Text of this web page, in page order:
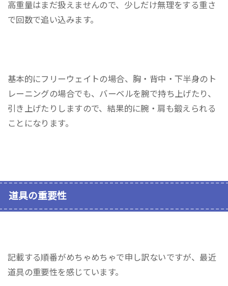
高重量はまだ扱えませんので、少しだけ無理をする重さ
で回数で追い込みます。
基本的にフリーウェイトの場合、胸・背中・下半身のト
レーニングの場合でも、バーベルを腕で持ち上げたり、
引き上げたりしますので、結果的に腕・肩も鍛えられる
ことになります。
道具の重要性
記載する順番がめちゃめちゃで申し訳ないですが、最近
道具の重要性を感じています。